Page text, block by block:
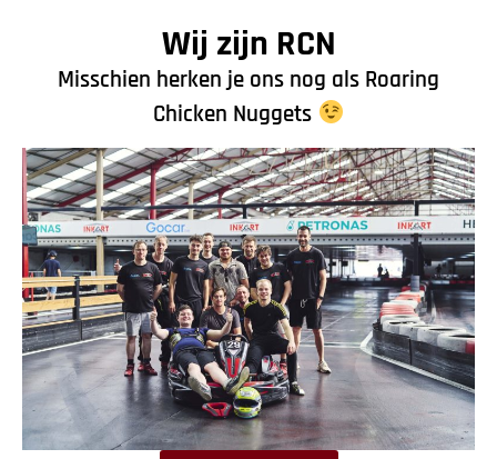
Wij zijn RCN
Misschien herken je ons nog als Roaring
Chicken Nuggets